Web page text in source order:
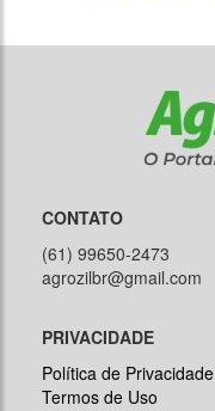
CONTATO
(61) 99650-2473
agrozilbr@gmail.com
PRIVACIDADE
Política de Privacidade
Termos de Uso